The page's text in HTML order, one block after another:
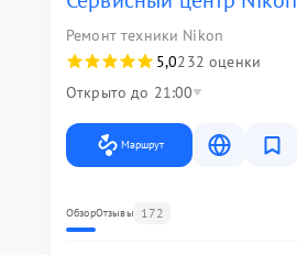
Ремонт техники Nikon
5,0232 оценки
Открыто до 21:00
Маршрут
ОбзорОтзывы 172